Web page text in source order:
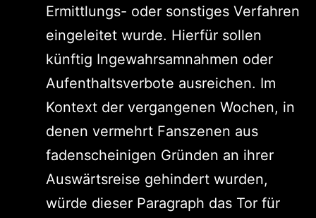
Ermittlungs- oder sonstiges Verfahren
eingeleitet wurde. Hierfür sollen
künftig Ingewahrsamnahmen oder
Aufenthaltsverbote ausreichen. Im
Kontext der vergangenen Wochen, in
denen vermehrt Fanszenen aus
fadenscheinigen Gründen an ihrer
Auswärtsreise gehindert wurden,
würde dieser Paragraph das Tor für